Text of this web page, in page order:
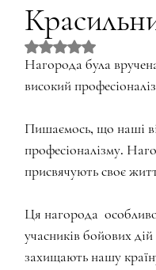
Оцінка: NaN з 5
Нагорода була
високий
Пишаємось, що наші
професіоналізму.
присвячують своє
Ця нагорода
учасників бойових
захищають нашу